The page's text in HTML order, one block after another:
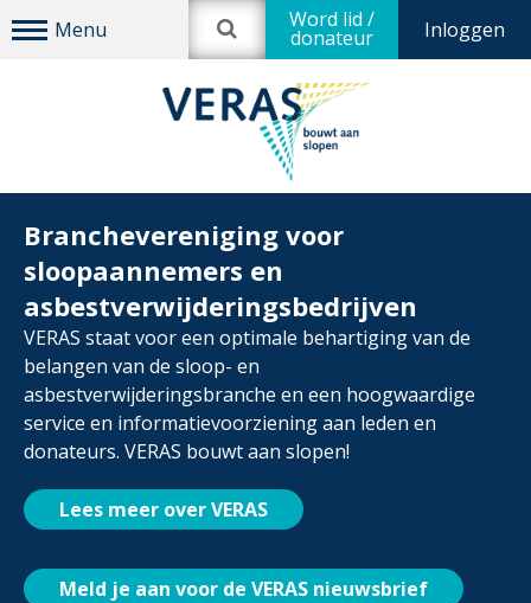
Inloggen
Word lid /
donateur
Branchevereniging voor
sloopaannemers en
asbestverwijderingsbedrijven
VERAS staat voor een optimale behartiging van de
belangen van de sloop- en
asbestverwijderingsbranche en een hoogwaardige
service en informatievoorziening aan leden en
donateurs. VERAS bouwt aan slopen!
Lees meer over VERAS
Meld je aan voor de VERAS nieuwsbrief